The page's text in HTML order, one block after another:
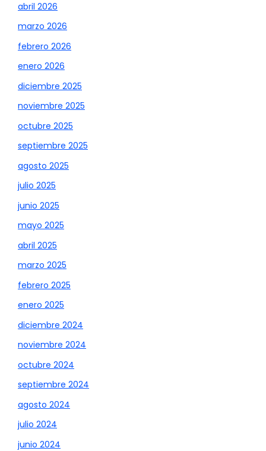
abril 2026
marzo 2026
febrero 2026
enero 2026
diciembre 2025
noviembre 2025
octubre 2025
septiembre 2025
agosto 2025
julio 2025
junio 2025
mayo 2025
abril 2025
marzo 2025
febrero 2025
enero 2025
diciembre 2024
noviembre 2024
octubre 2024
septiembre 2024
agosto 2024
julio 2024
junio 2024